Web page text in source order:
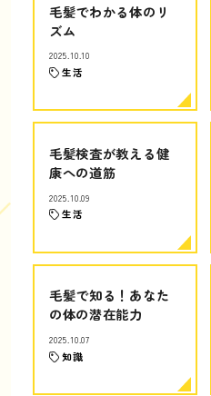
毛髪でわかる体のリ
ズム
2025.10.10
生活
毛髪検査が教える健
康への道筋
2025.10.09
生活
毛髪で知る！あなた
の体の潜在能力
2025.10.07
知識